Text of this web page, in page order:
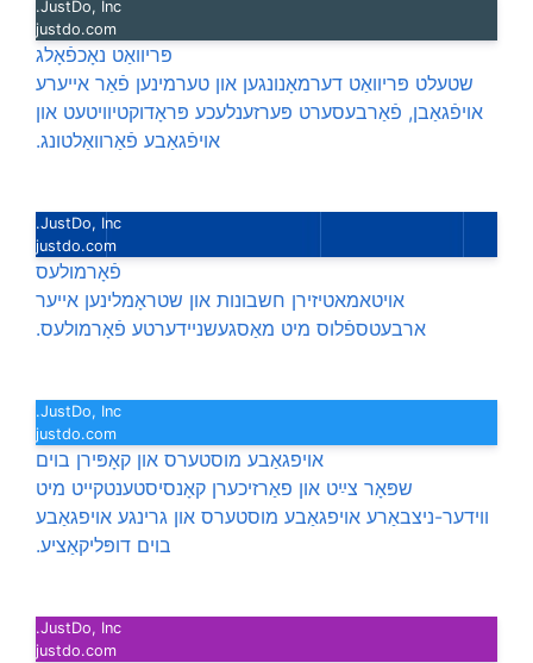
JustDo, Inc.
justdo.com
פּריוואַט נאָכפֿאָלג
שטעלט פּריוואַט דערמאָנונגען און טערמינען פֿאַר אייערע
אויפֿגאַבן, פֿאַרבעסערט פּערזענלעכע פּראָדוקטיוויטעט און
אויפֿגאַבע פֿאַרוואַלטונג.
JustDo, Inc.
justdo.com
פֿאָרמולעס
אויטאמאטיזירן חשבונות און שטראָמלינען אייער
ארבעטספֿלוס מיט מאַסגעשניידערטע פֿאָרמולעס.
JustDo, Inc.
justdo.com
אויפגאַבע מוסטערס און קאָפּירן בוים
שפּאָר צײַט און פאַרזיכערן קאָנסיסטענטקייט מיט
ווידער-ניצבאַרע אויפגאַבע מוסטערס און גרינגע אויפגאַבע
בוים דופּליקאַציע.
JustDo, Inc.
justdo.com